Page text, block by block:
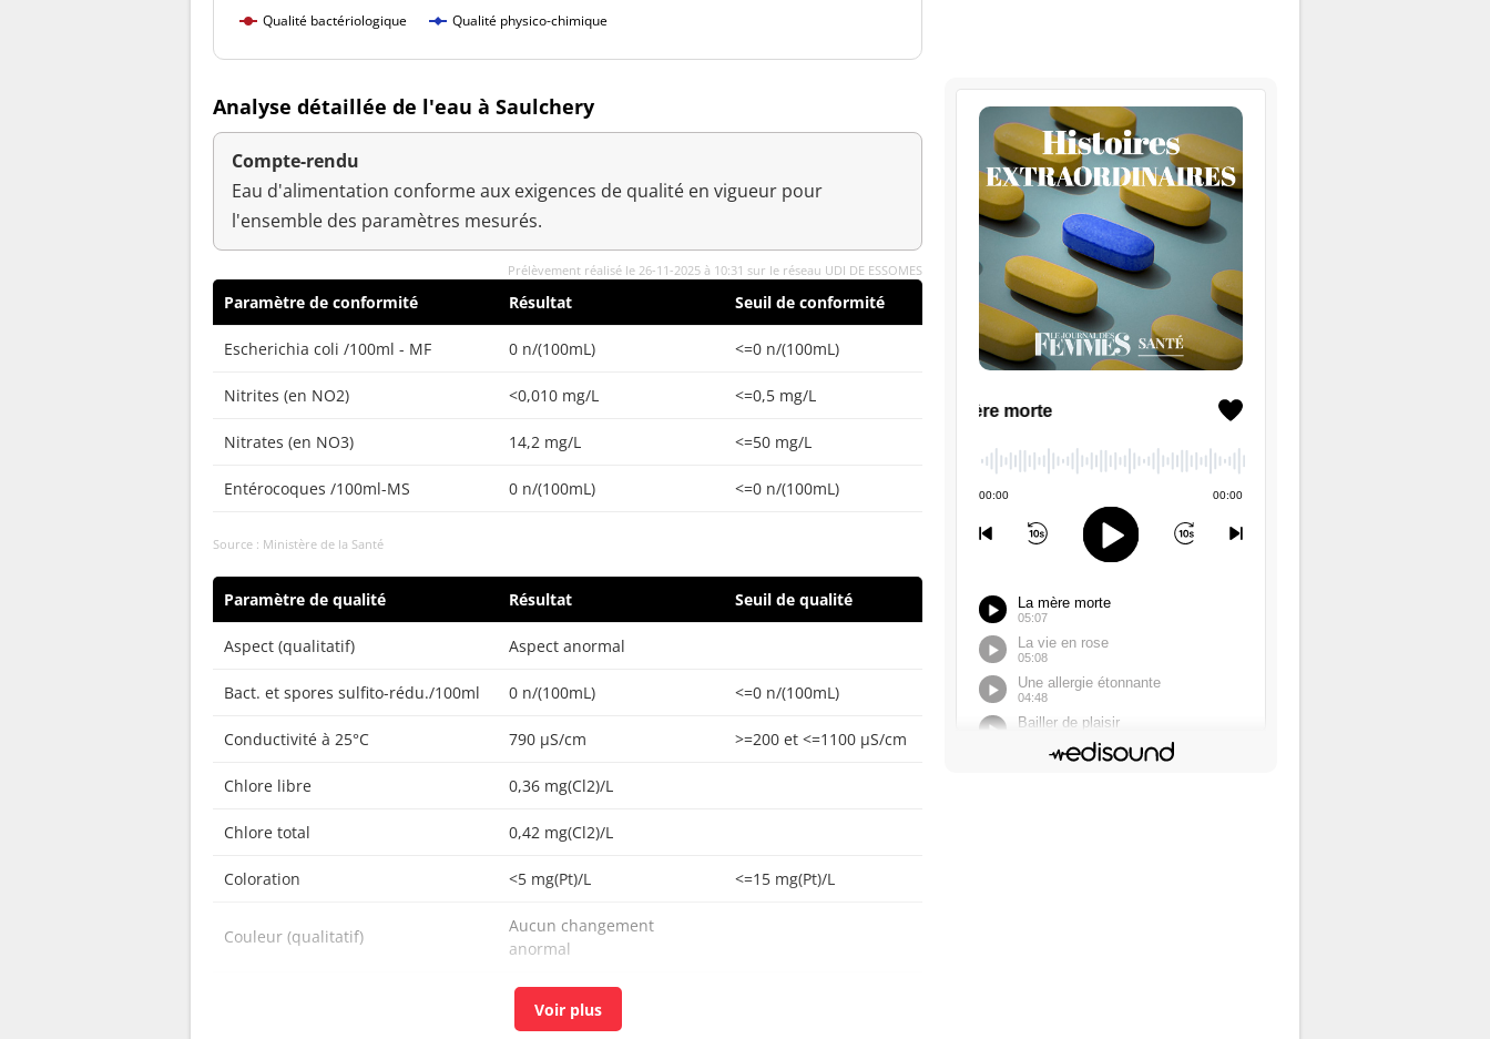
Qualité bactériologique Qualité physico-chimique
Analyse détaillée de l'eau à Saulchery
Compte-rendu
Eau d'alimentation conforme aux exigences de qualité en vigueur pour
l'ensemble des paramètres mesurés.
Prélèvement réalisé le 26-11-2025 à 10:31 sur le réseau UDI DE ESSOMES
Paramètre de conformité Résultat Seuil de conformité
Escherichia coli /100ml - MF 0 n/(100mL) <=0 n/(100mL)
Nitrites (en NO2) <0,010 mg/L <=0,5 mg/L
Nitrates (en NO3) 14,2 mg/L <=50 mg/L
Entérocoques /100ml-MS 0 n/(100mL) <=0 n/(100mL)
Source : Ministère de la Santé
Paramètre de qualité Résultat Seuil de qualité
Aspect (qualitatif) Aspect anormal
Bact. et spores sulfito-rédu./100ml 0 n/(100mL) <=0 n/(100mL)
Conductivité à 25°C 790 µS/cm >=200 et <=1100 µS/cm
Chlore libre 0,36 mg(Cl2)/L
Chlore total 0,42 mg(Cl2)/L
Coloration <5 mg(Pt)/L <=15 mg(Pt)/L
Couleur (qualitatif)
Aucun changement
anormal
0 n/(100mL)